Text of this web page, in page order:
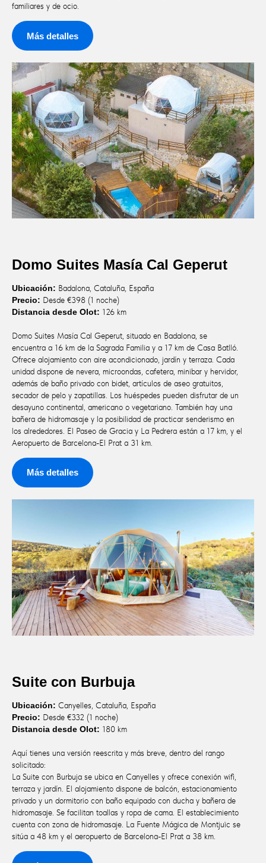
familiares y de ocio.
Más detalles
Domo Suites Masía Cal Geperut
Ubicación: Badalona, Cataluña, España
Precio: Desde €398 (1 noche)
Distancia desde Olot: 126 km
Domo Suites Masía Cal Geperut, situado en Badalona, se
encuentra a 16 km de la Sagrada Familia y a 17 km de Casa Batlló.
Ofrece alojamiento con aire acondicionado, jardín y terraza. Cada
unidad dispone de nevera, microondas, cafetera, minibar y hervidor,
además de baño privado con bidet, artículos de aseo gratuitos,
secador de pelo y zapatillas. Los huéspedes pueden disfrutar de un
desayuno continental, americano o vegetariano. También hay una
bañera de hidromasaje y la posibilidad de practicar senderismo en
los alrededores. El Paseo de Gracia y La Pedrera están a 17 km, y el
Aeropuerto de Barcelona-El Prat a 31 km.
Más detalles
Suite con Burbuja
Ubicación: Canyelles, Cataluña, España
Precio: Desde €332 (1 noche)
Distancia desde Olot: 180 km
Aquí tienes una versión reescrita y más breve, dentro del rango
solicitado:
La Suite con Burbuja se ubica en Canyelles y ofrece conexión wifi,
terraza y jardín. El alojamiento dispone de balcón, estacionamiento
privado y un dormitorio con baño equipado con ducha y bañera de
hidromasaje. Se facilitan toallas y ropa de cama. El establecimiento
cuenta con zona de hidromasaje. La Fuente Mágica de Montjuïc se
sitúa a 48 km y el aeropuerto de Barcelona-El Prat a 38 km.